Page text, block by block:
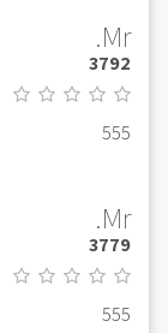
Mr.
3792
555
Mr.
3779
555